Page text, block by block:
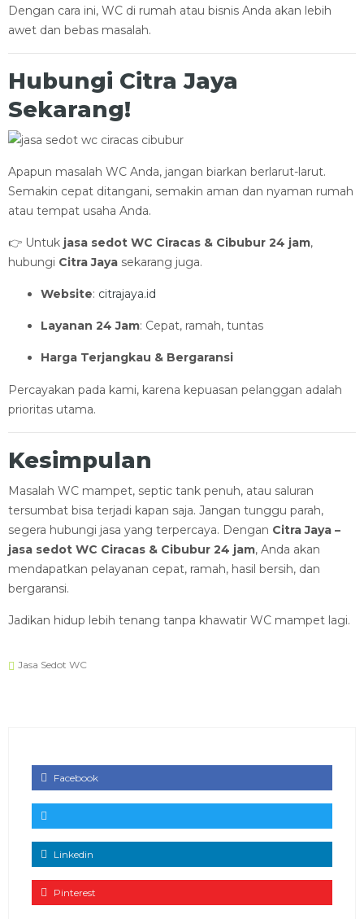
Dengan cara ini, WC di rumah atau bisnis Anda akan lebih
awet dan bebas masalah.
Hubungi Citra Jaya
Sekarang!
Apapun masalah WC Anda, jangan biarkan berlarut-larut.
Semakin cepat ditangani, semakin aman dan nyaman rumah
atau tempat usaha Anda.
👉 Untuk jasa sedot WC Ciracas & Cibubur 24 jam,
hubungi Citra Jaya sekarang juga.
Website: citrajaya.id
Layanan 24 Jam: Cepat, ramah, tuntas
Harga Terjangkau & Bergaransi
Percayakan pada kami, karena kepuasan pelanggan adalah
prioritas utama.
Kesimpulan
Masalah WC mampet, septic tank penuh, atau saluran
tersumbat bisa terjadi kapan saja. Jangan tunggu parah,
segera hubungi jasa yang terpercaya. Dengan Citra Jaya –
jasa sedot WC Ciracas & Cibubur 24 jam, Anda akan
mendapatkan pelayanan cepat, ramah, hasil bersih, dan
bergaransi.
Jadikan hidup lebih tenang tanpa khawatir WC mampet lagi.
Jasa Sedot WC
Facebook
Linkedin
Pinterest